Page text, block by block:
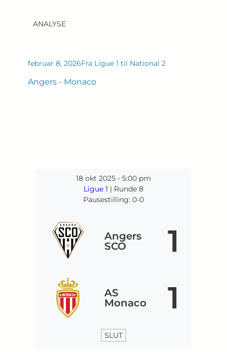
ANALYSE
februar 8, 2026Fra Ligue 1 til National 2
Angers - Monaco
18 okt 2025 - 5:00 pm
Ligue 1 | Runde 8
Pausestilling: 0-0
Angers
SCO
1
AS
Monaco
1
SLUT